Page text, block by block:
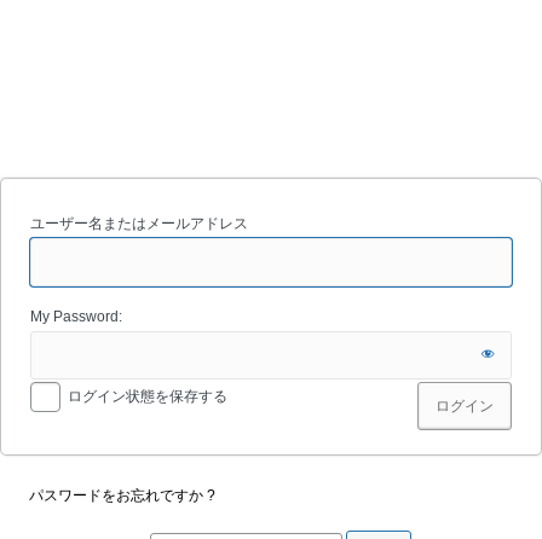
ユーザー名またはメールアドレス
My Password:
ログイン状態を保存する
パスワードをお忘れですか ?